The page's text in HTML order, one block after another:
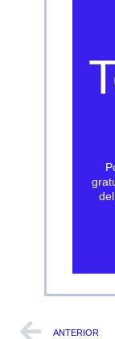
del
ANTERIOR